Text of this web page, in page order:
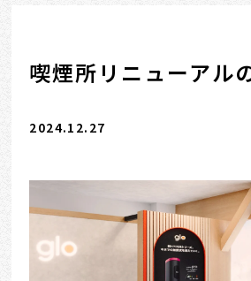
喫煙所リニューアル
2024.12.27